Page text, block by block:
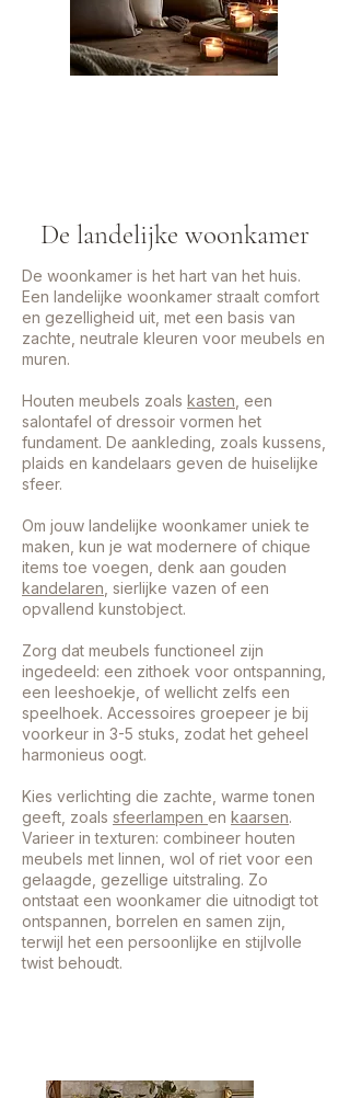
De landelijke woonkamer
De woonkamer is het hart van het huis.
Een landelijke woonkamer straalt comfort
en gezelligheid uit, met een basis van
zachte, neutrale kleuren voor meubels en
muren.
Houten meubels zoals kasten , een
salontafel of dressoir vormen het
fundament. De aankleding, zoals kussens,
plaids en kandelaars geven de huiselijke
sfeer.
Om jouw landelijke woonkamer uniek te
maken, kun je wat modernere of chique
items toe voegen, denk aan gouden
kandelaren , sierlijke vazen of een
opvallend kunstobject.
Zorg dat meubels functioneel zijn
ingedeeld: een zithoek voor ontspanning,
een leeshoekje, of wellicht zelfs een
speelhoek. Accessoires groepeer je bij
voorkeur in 3-5 stuks, zodat het geheel
harmonieus oogt.
Kies verlichting die zachte, warme tonen
geeft, zoals sfeerlampen en kaarsen.
Varieer in texturen: combineer houten
meubels met linnen, wol of riet voor een
gelaagde, gezellige uitstraling. Zo
ontstaat een woonkamer die uitnodigt tot
ontspannen, borrelen en samen zijn,
terwijl het een persoonlijke en stijlvolle
twist behoudt.